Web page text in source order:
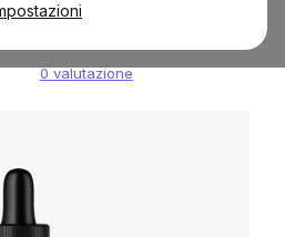
di zucchetto cinese
0 valutazione